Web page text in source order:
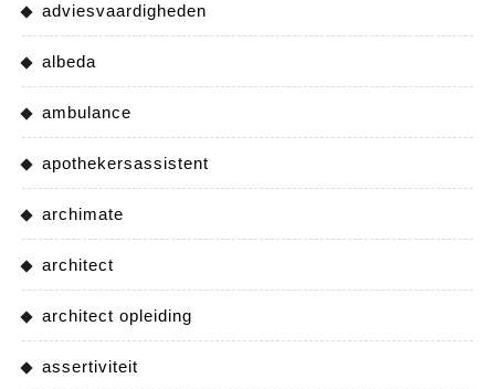
adviesvaardigheden
albeda
ambulance
apothekersassistent
archimate
architect
architect opleiding
assertiviteit